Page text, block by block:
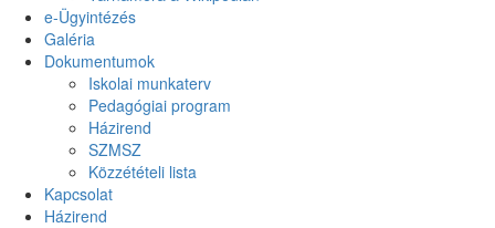
e-Ügyintézés
Galéria
Dokumentumok
Iskolai munkaterv
Pedagógiai program
Házirend
SZMSZ
Közzétételi lista
Kapcsolat
Házirend